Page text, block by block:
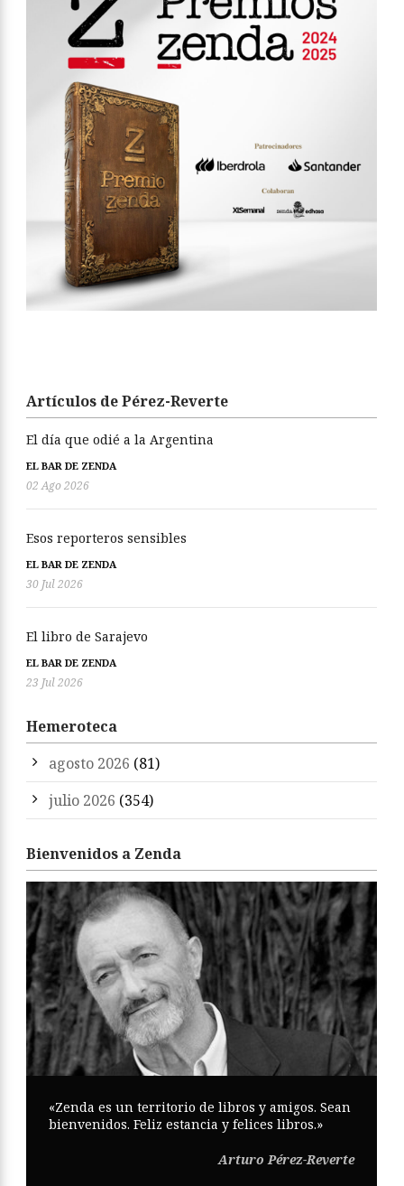
Artículos de Pérez-Reverte
El día que odié a la Argentina
EL BAR DE ZENDA
02 Ago 2026
Esos reporteros sensibles
EL BAR DE ZENDA
30 Jul 2026
El libro de Sarajevo
EL BAR DE ZENDA
23 Jul 2026
Hemeroteca
agosto 2026 (81)
julio 2026 (354)
Bienvenidos a Zenda
«Zenda es un territorio de libros y amigos. Sean
bienvenidos. Feliz estancia y felices libros.»
Arturo Pérez-Reverte